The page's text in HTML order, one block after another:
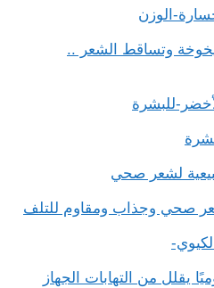
وتساقط الشعر ..
صحي وجذاب ومقاوم للتلف
يقلل من التهابات الجهاز